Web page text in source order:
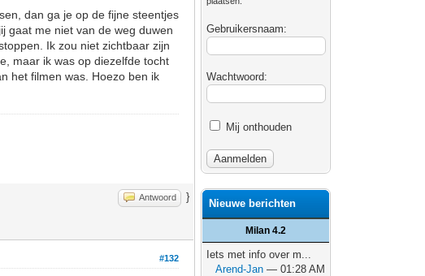
dan ga je op de fijne steentjes
gaat me niet van de weg duwen
Ik zou niet zichtbaar zijn
maar ik was op diezelfde tocht
het filmen was. Hoezo ben ik
Antwoord }
#132
Gebruikersnaam:
Wachtwoord:
Mij onthouden
Nieuwe berichten
Milan 4.2
Iets met info over m...
Arend-Jan — 01:28 AM